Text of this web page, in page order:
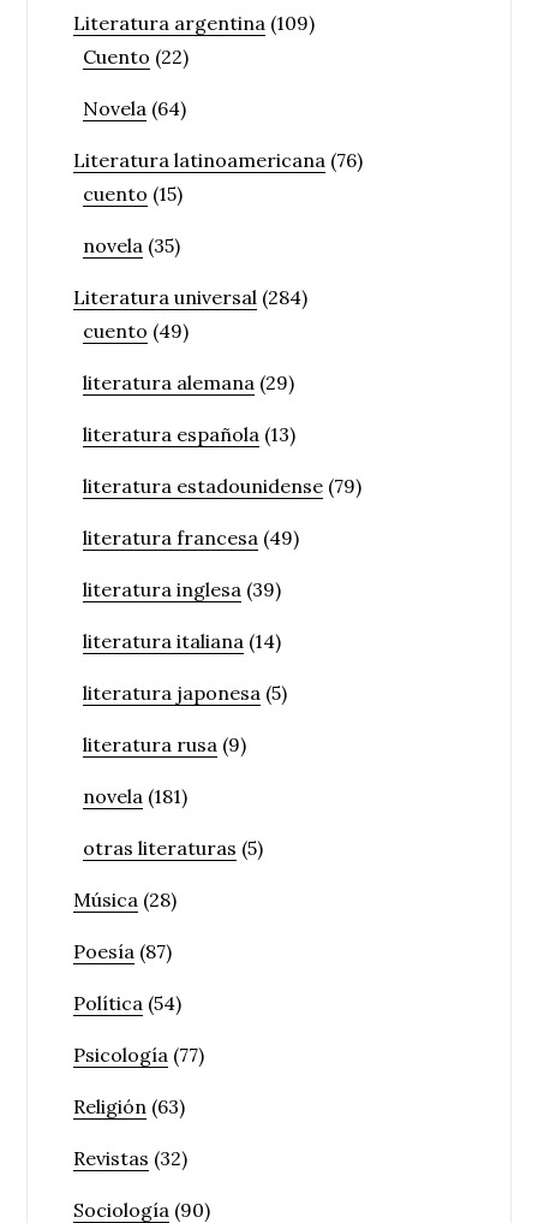
Literatura argentina (109)
Cuento (22)
Novela (64)
Literatura latinoamericana (76)
cuento (15)
novela (35)
Literatura universal (284)
cuento (49)
literatura alemana (29)
literatura española (13)
literatura estadounidense (79)
literatura francesa (49)
literatura inglesa (39)
literatura italiana (14)
literatura japonesa (5)
literatura rusa (9)
novela (181)
otras literaturas (5)
Música (28)
Poesía (87)
Política (54)
Psicología (77)
Religión (63)
Revistas (32)
Sociología (90)